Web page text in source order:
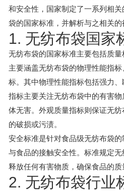
和安全性，国家制定了一系列相
袋的国家标准，并解析与之相关的
1. 无纺布袋国家
无纺布袋的国家标准主要包括质
主要涵盖无纺布袋的物理性能指
标。其中物理性能指标包括强力
指标主要关注无纺布袋中的有害
体无害。外观质量指标则保证无
的破损或污渍。
安全标准是针对食品级无纺布袋
与食品的接触安全性。标准规定
释放任何有害物质，确保食品的质
2. 无纺布袋行业